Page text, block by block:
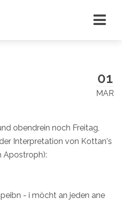
01
MAR
obendrein noch Freitag,
Interpretation von Kottan's
Apostroph):
- i möcht an jeden ane